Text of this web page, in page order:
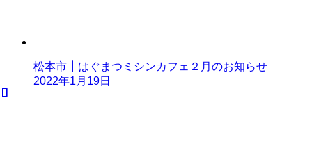
松本市┃はぐまつミシンカフェ２月のお知らせ
2022年1月19日